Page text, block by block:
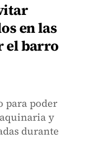
en las
el barro
para poder
y
durante